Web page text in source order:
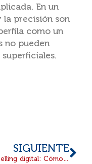
En un
la precisión son
como un
no pueden
SIGUIENTE
Storytelling digital: Cómo cautivar a estudiantes con narrativa tecnológica